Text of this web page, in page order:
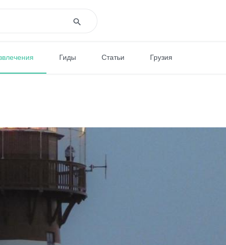
Гиды Статьи Грузия